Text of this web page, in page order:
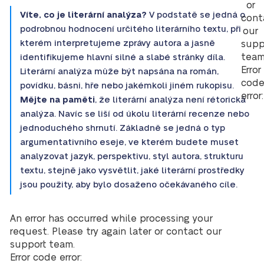
or
our
Error
code
error:
Víte, co je literární analýza? V podstatě se jedná o
podrobnou hodnocení určitého literárního textu, při
kterém interpretujeme zprávy autora a jasně
identifikujeme hlavní silné a slabé stránky díla.
Literární analýza může být napsána na román,
povídku, básni, hře nebo jakémkoli jiném rukopisu.
Mějte na paměti, že literární analýza není rétorická
analýza. Navíc se liší od úkolu literární recenze nebo
jednoduchého shrnutí. Základně se jedná o typ
argumentativního eseje, ve kterém budete muset
analyzovat jazyk, perspektivu, styl autora, strukturu
textu, stejně jako vysvětlit, jaké literární prostředky
jsou použity, aby bylo dosaženo očekávaného cíle.
An error has occurred while processing your
request. Please try again later or contact our
support team.
Error code error: